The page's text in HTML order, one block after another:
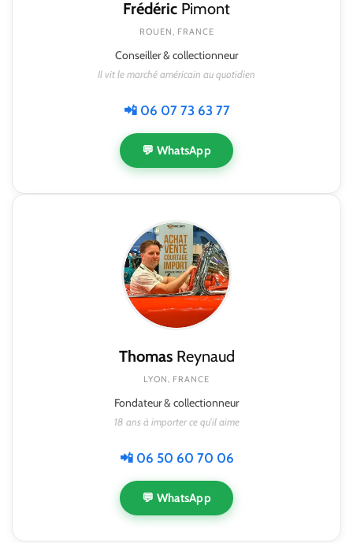
Frédéric Pimont
ROUEN, FRANCE
Conseiller & collectionneur
Il vit le marché américain au quotidien
📲 06 07 73 63 77
💬 WhatsApp
ThomasReynaud
LYON, FRANCE
Fondateur & collectionneur
18 ans à importer ce qu'il aime
📲 06 50 60 70 06
💬 WhatsApp